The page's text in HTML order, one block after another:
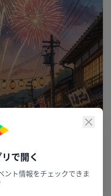
閉じ
で開く
ント情報をチェックできま